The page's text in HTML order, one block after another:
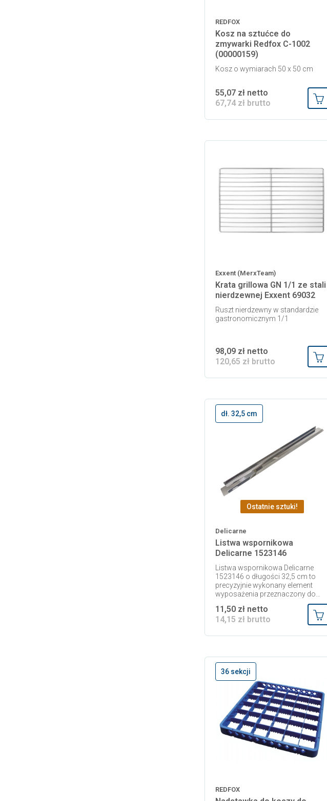
REDFOX
Kosz na sztućce do
zmywarki Redfox C-1002
(00000159)
Kosz o wymiarach 50 x 50 cm
55,07 zł netto
67,74 zł brutto
Exxent (MerxTeam)
Krata grillowa GN 1/1 ze stali
nierdzewnej Exxent 69032
Ruszt nierdzewny w standardzie
gastronomicznym 1/1
98,09 zł netto
120,65 zł brutto
dł. 32,5 cm
Ostatnie sztuki!
Delicarne
Listwa wspornikowa
Delicarne 1523146
Listwa wspornikowa Delicarne
1523146 o długości 32,5 cm to
precyzyjnie wykonany element
wyposażenia przeznaczony do...
11,50 zł netto
14,15 zł brutto
36 sekcji
REDFOX